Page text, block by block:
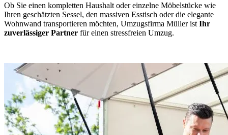
Ob Sie einen kompletten Haushalt oder einzelne Möbelstücke wie
Ihren geschätzten Sessel, den massiven Esstisch oder die elegante
Wohnwand transportieren möchten, Umzugsfirma Müller ist Ihr
zuverlässiger Partner für einen stressfreien Umzug.